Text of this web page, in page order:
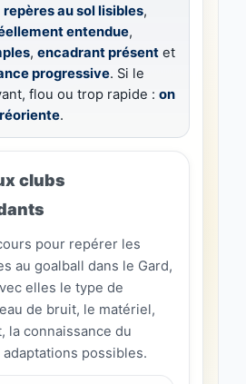
repères au sol lisibles,
entendue,
, encadrant présent et
progressive. Si le
flou ou trop rapide : on
.
clubs
pour repérer les
au goalball dans le Gard,
elles le type de
de bruit, le matériel,
la connaissance du
possibles.